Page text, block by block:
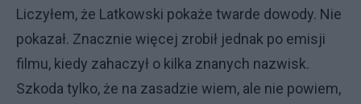
Liczyłem, że Latkowski pokaże twarde dowody. Nie
pokazał. Znacznie więcej zrobił jednak po emisji
filmu, kiedy zahaczył o kilka znanych nazwisk.
Szkoda tylko, że na zasadzie wiem, ale nie powiem,